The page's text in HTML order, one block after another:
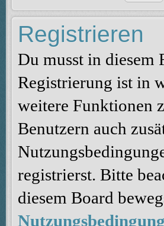
Registrieren
Du musst in diesem
Registrierung ist in
weitere Funktionen
Benutzern auch
registrierst. Bitte
diesem Board